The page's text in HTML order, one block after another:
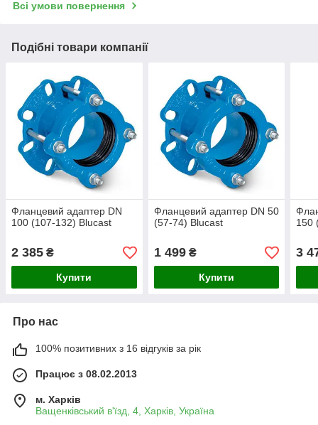
Всі умови повернення
Подібні товари компанії
Фланцевий адаптер DN
100 (107-132) Blucast
2 385 ₴
Купити
Фланцевий адаптер DN 50
(57-74) Blucast
1 499₴
Купити
150
3
Про нас
100% позитивних з 16 відгуків за рік
Працює з 08.02.2013
м. Харків
Ващенківський в'їзд, 4, Харків, Україна